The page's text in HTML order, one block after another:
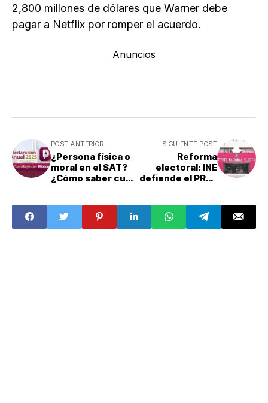
2,800 millones de dólares que Warner debe
pagar a Netflix por romper el acuerdo.
Anuncios
POST ANTERIOR
¿Persona física o
moral en el SAT?
¿Cómo saber cuál
declaración anual
del SAT
SIGUIENTE POST
Reforma
electoral: INE
defiende el PREP